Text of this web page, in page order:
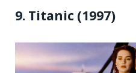
9. Titanic (1997)